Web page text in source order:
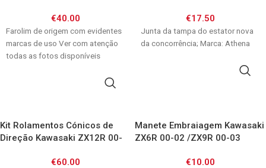
€40.00
Farolim de origem com evidentes
marcas de uso Ver com atenção
todas as fotos disponíveis
€17.50
Junta da tampa do estator nova
da concorrência; Marca: Athena
Kit Rolamentos Cónicos de
Direção Kawasaki ZX12R 00-
€60.00
Manete Embraiagem Kawasaki
ZX6R 00-02 /ZX9R 00-03
€10.00